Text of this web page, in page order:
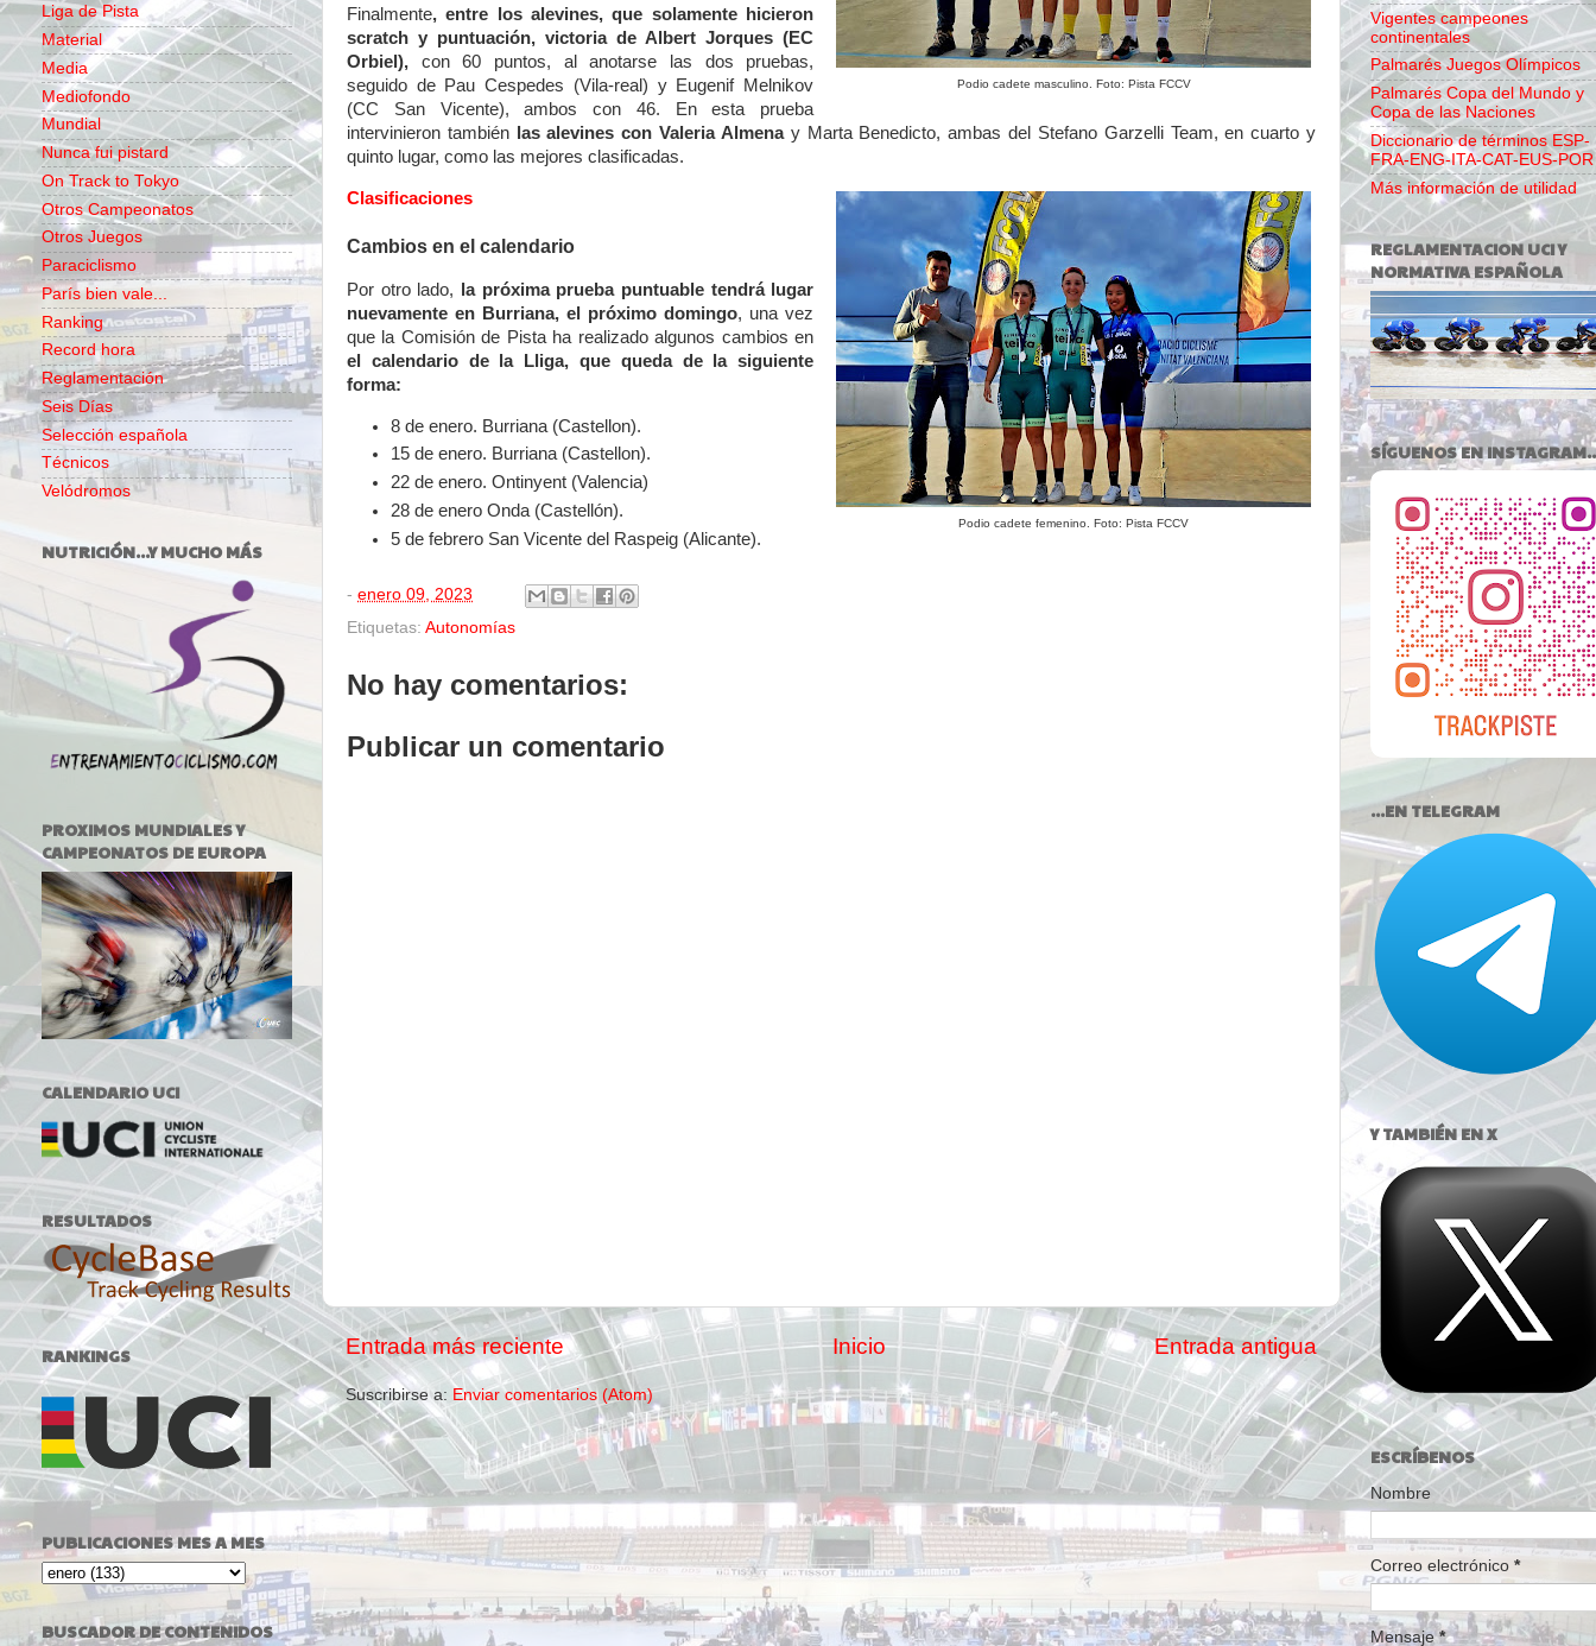
Podio cadete masculino. Foto: Pista FCCV
Finalmente, entre los alevines, que solamente hicieron
scratch y puntuación, victoria de Albert Jorques (EC
Orbiel), con 60 puntos, al anotarse las dos pruebas,
seguido de Pau Cespedes (Vila-real) y Eugenif Melnikov
(CC San Vicente), ambos con 46. En esta prueba
intervinieron también
las alevines con Valeria Almenay Marta Benedicto, ambas del Stefano Garzelli Team, en cuarto y
quinto lugar, como las mejores clasificadas.
Podio cadete femenino. Foto: Pista FCCV
Clasificaciones
Cambios en el calendario
Por otro lado,
la próxima prueba puntuable tendrá lugar
nuevamente en Burriana, el próximo domingo, una vez
que la Comisión de Pista ha realizado algunos cambios en
el calendario de la Lliga, que queda de la siguiente
forma:
8 de enero. Burriana (Castellon).
15 de enero. Burriana (Castellon).
22 de enero. Ontinyent (Valencia)
28 de enero Onda (Castellón).
5 de febrero San Vicente del Raspeig (Alicante).
- enero 09, 2023
Etiquetas: Autonomías
No hay comentarios:
Publicar un comentario
Entrada más reciente Entrada antigua
Inicio
Suscribirse a: Enviar comentarios (Atom)
Liga de Pista
Material
Media
Mediofondo
Mundial
Nunca fui pistard
On Track to Tokyo
Otros Campeonatos
Otros Juegos
Paraciclismo
París bien vale...
Ranking
Record hora
Reglamentación
Seis Días
Selección española
Técnicos
Velódromos
NUTRICIÓN...Y MUCHO MÁS
PROXIMOS MUNDIALES Y
CAMPEONATOS DE EUROPA
CALENDARIO UCI
RESULTADOS
RANKINGS
PUBLICACIONES MES A MES
BUSCADOR DE CONTENIDOS
Vigentes campeones
continentales
Palmarés Juegos Olímpicos
Palmarés Copa del Mundo y
Copa de las Naciones
Diccionario de términos ESP-
FRA-ENG-ITA-CAT-EUS-POR
Más información de utilidad
REGLAMENTACION UCI Y
NORMATIVA ESPAÑOLA
SÍGUENOS EN
...EN TELEGRAM
Y TAMBIÉN EN X
ESCRÍBENOS
Nombre
Correo electrónico *
Mensaje*